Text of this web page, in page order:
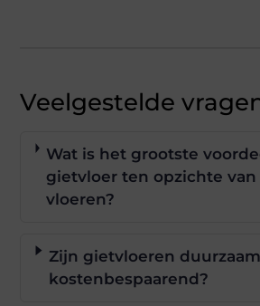
Veelgestelde
Wat is het grootste
gietvloer ten opzichte
vloeren?
Zijn gietvloeren
kostenbespaarend?